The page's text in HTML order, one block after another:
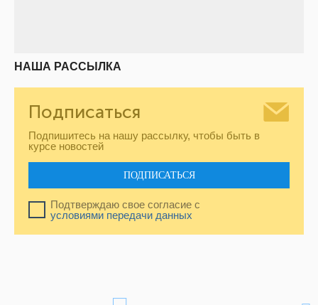
НАША РАССЫЛКА
Подписаться
Подпишитесь на нашу рассылку, чтобы быть в
курсе новостей
ПОДПИСАТЬСЯ
Подтверждаю свое согласие с
условиями передачи данных